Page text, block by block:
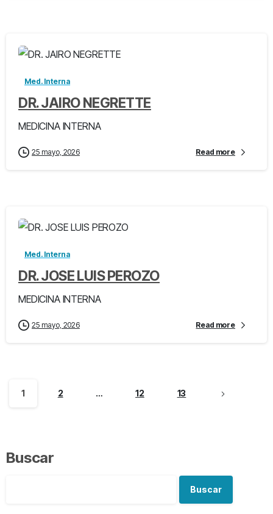
Med. Interna
DR. JAIRO NEGRETTE
MEDICINA INTERNA
25 mayo, 2026 Read more
Med. Interna
DR. JOSE LUIS PEROZO
MEDICINA INTERNA
25 mayo, 2026 Read more
1 2 … 12 13
Buscar
Buscar